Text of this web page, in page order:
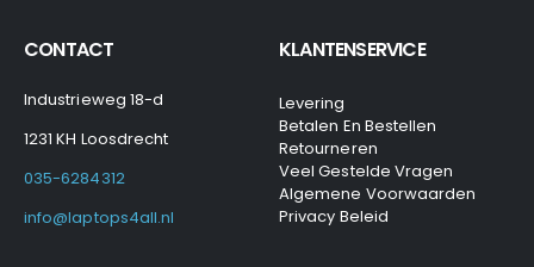
CONTACT
Industrieweg 18-d
1231 KH Loosdrecht
035-6284312
info@laptops4all.nl
KLANTENSERVICE
Levering
Betalen En Bestellen
Retourneren
Veel Gestelde Vragen
Algemene Voorwaarden
Privacy Beleid